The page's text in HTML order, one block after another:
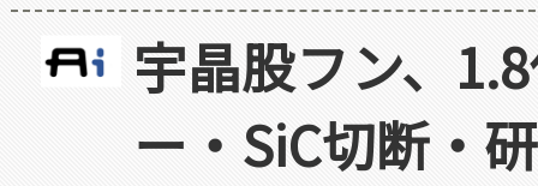
宇晶股フン、
ー・SiC切断・